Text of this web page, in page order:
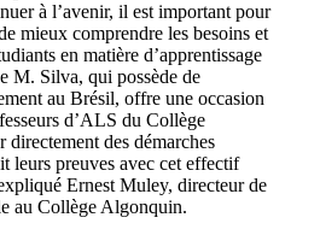
à l’avenir, il est important pour
mieux comprendre les besoins et
en matière d’apprentissage
M. Silva, qui possède de
au Brésil, offre une occasion
d’ALS du Collège
des démarches
leurs preuves avec cet effectif
Ernest Muley, directeur de
au Collège Algonquin.